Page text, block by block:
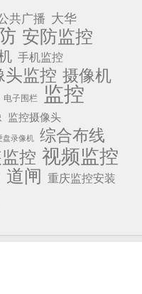
共广播 大华
安防监控
手机监控
头监控 摄像机
电子围栏 监控
监控摄像头
盘录像机 综合布线
控 视频监控
道闸 重庆监控安装